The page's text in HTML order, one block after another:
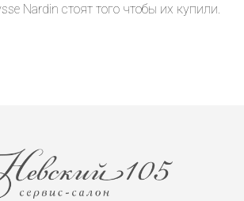
Nardin стоят того чтобы их купили.